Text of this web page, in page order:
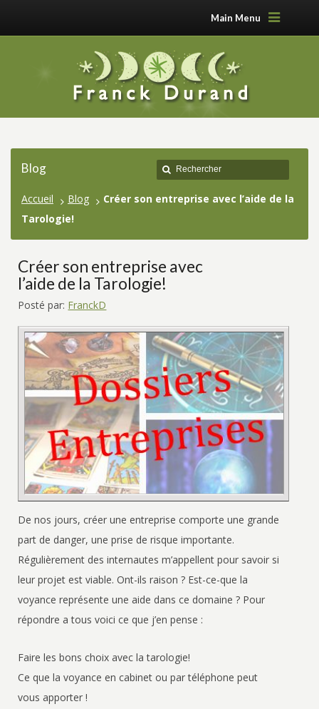
Main Menu
Blog
Accueil Blog
Créer son entreprise avec l’aide de la
Tarologie!
Créer son entreprise avec
l’aide de la Tarologie!
Posté par: FranckD
De nos jours, créer une entreprise comporte une grande
part de danger, une prise de risque importante.
Régulièrement des internautes m’appellent pour savoir si
leur projet est viable. Ont-ils raison ? Est-ce-que la
voyance représente une aide dans ce domaine ? Pour
répondre a tous voici ce que j’en pense :
Faire les bons choix avec la tarologie!
Ce que la voyance en cabinet ou par téléphone peut
vous apporter !